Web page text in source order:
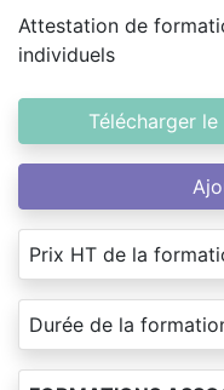
Attestation de
individuels
Télécharger
Prix HT de la
Durée de la